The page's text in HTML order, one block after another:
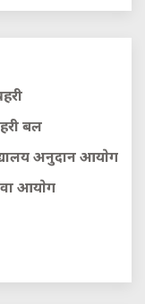
बल
अनुदान आयाेग
आयाेग